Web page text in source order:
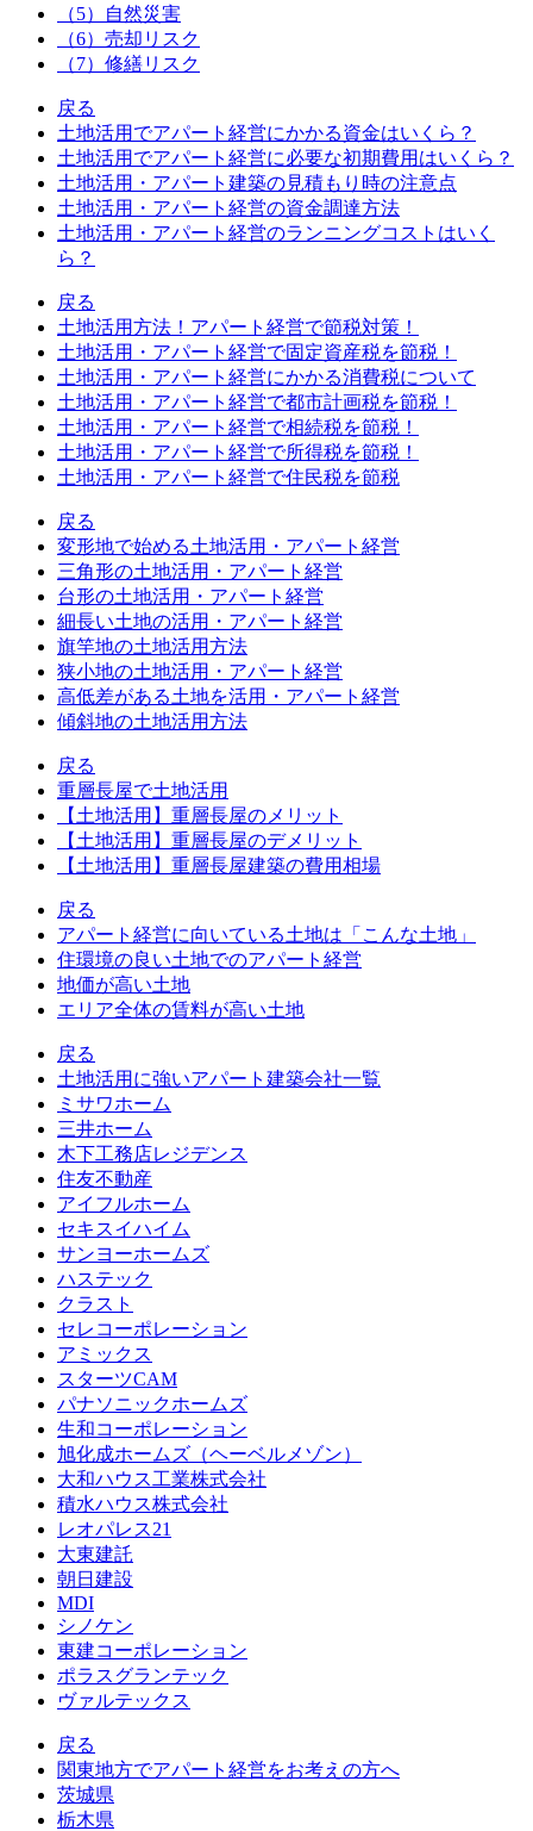
（5）自然災害
（6）売却リスク
（7）修繕リスク
戻る
土地活用でアパート経営にかかる資金はいくら？
土地活用でアパート経営に必要な初期費用はいくら？
土地活用・アパート建築の見積もり時の注意点
土地活用・アパート経営の資金調達方法
土地活用・アパート経営のランニングコストはいく
ら？
戻る
土地活用方法！アパート経営で節税対策！
土地活用・アパート経営で固定資産税を節税！
土地活用・アパート経営にかかる消費税について
土地活用・アパート経営で都市計画税を節税！
土地活用・アパート経営で相続税を節税！
土地活用・アパート経営で所得税を節税！
土地活用・アパート経営で住民税を節税
戻る
変形地で始める土地活用・アパート経営
三角形の土地活用・アパート経営
台形の土地活用・アパート経営
細長い土地の活用・アパート経営
旗竿地の土地活用方法
狭小地の土地活用・アパート経営
高低差がある土地を活用・アパート経営
傾斜地の土地活用方法
戻る
重層長屋で土地活用
【土地活用】重層長屋のメリット
【土地活用】重層長屋のデメリット
【土地活用】重層長屋建築の費用相場
戻る
アパート経営に向いている土地は「こんな土地」
住環境の良い土地でのアパート経営
地価が高い土地
エリア全体の賃料が高い土地
戻る
土地活用に強いアパート建築会社一覧
ミサワホーム
三井ホーム
木下工務店レジデンス
住友不動産
アイフルホーム
セキスイハイム
サンヨーホームズ
ハステック
クラスト
セレコーポレーション
アミックス
スターツCAM
パナソニックホームズ
生和コーポレーション
旭化成ホームズ（ヘーベルメゾン）
大和ハウス工業株式会社
積水ハウス株式会社
レオパレス21
大東建託
朝日建設
MDI
シノケン
東建コーポレーション
ポラスグランテック
ヴァルテックス
戻る
関東地方でアパート経営をお考えの方へ
茨城県
栃木県